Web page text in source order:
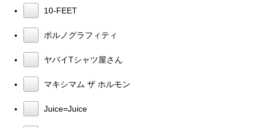
10-FEET
ポルノグラフィティ
ヤバイTシャツ屋さん
マキシマム ザ ホルモン
Juice=Juice